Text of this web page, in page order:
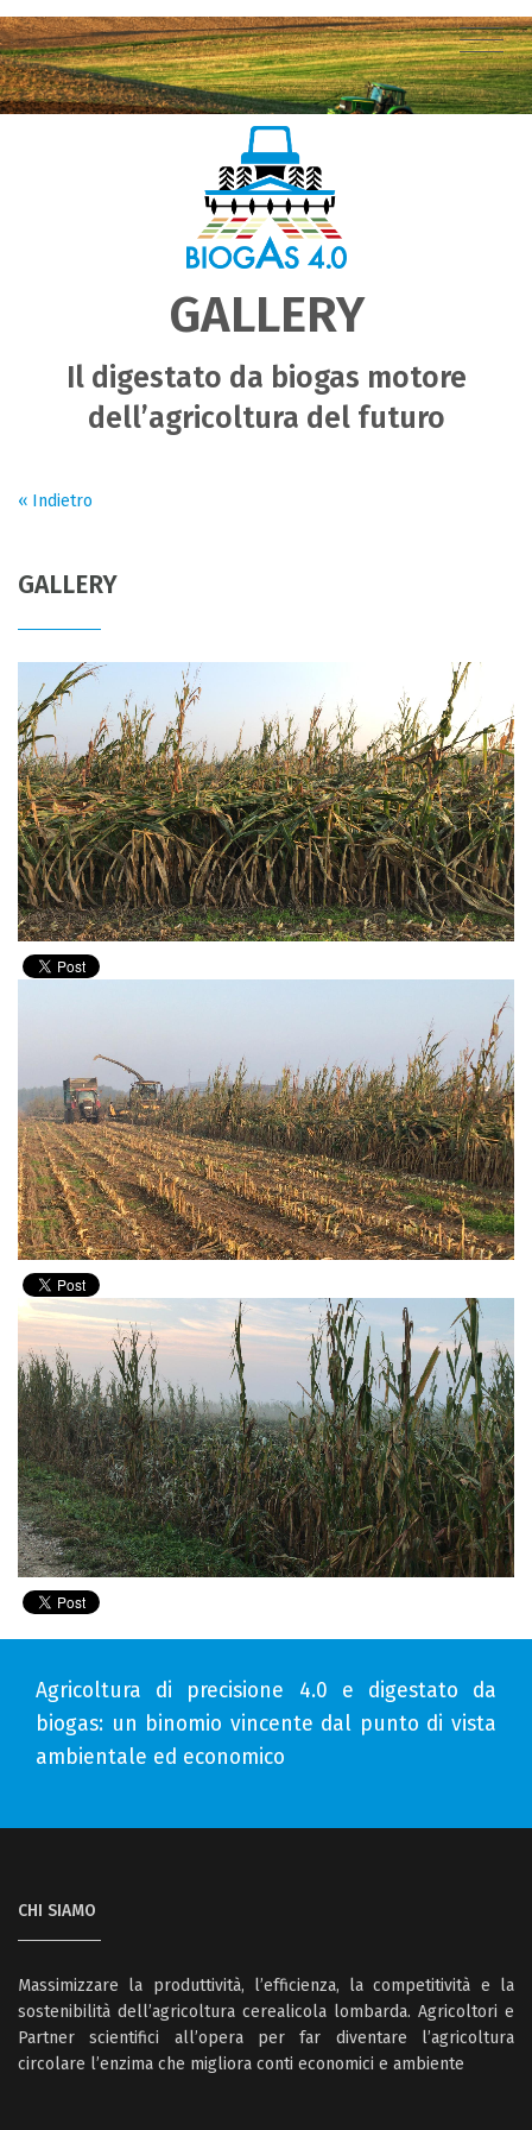
GALLERY
Il digestato da biogas motore
dell’agricoltura del futuro
« Indietro
GALLERY
Agricoltura di precisione 4.0 e digestato da
biogas: un binomio vincente dal punto di vista
ambientale ed economico
CHI SIAMO
Massimizzare la produttività, l’efficienza, la competitività e la
sostenibilità dell’agricoltura cerealicola lombarda. Agricoltori e
Partner scientifici all’opera per far diventare l’agricoltura
circolare l’enzima che migliora conti economici e ambiente